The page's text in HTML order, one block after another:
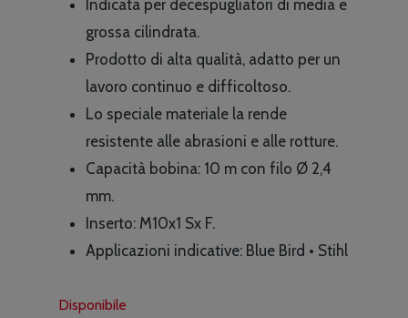
Indicata per decespugliatori di media e
grossa cilindrata.
Prodotto di alta qualità, adatto per un
lavoro continuo e difficoltoso.
Lo speciale materiale la rende
resistente alle abrasioni e alle rotture.
Capacità bobina: 10 m con filo Ø 2,4
mm.
Inserto: M10x1 Sx F.
Applicazioni indicative: Blue Bird • Stihl
Disponibile